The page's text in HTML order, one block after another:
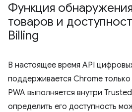
Функция
товаров и
Billing
В настоящее время API
поддерживается Chrome только
PWA выполняется внутри
определить его доступность